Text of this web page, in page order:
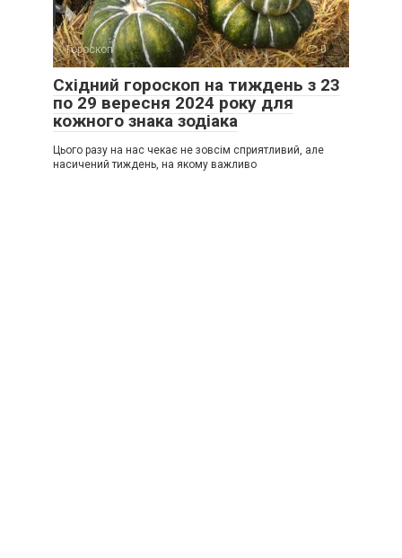
Гороскоп 0
Східний гороскоп на тиждень з 23
по 29 вересня 2024 року для
кожного знака зодіака
Цього разу на нас чекає не зовсім сприятливий, але
насичений тиждень, на якому важливо